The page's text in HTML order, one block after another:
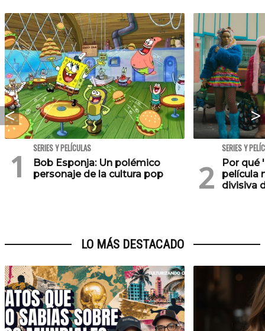
SERIES Y PELÍCULAS
Bob Esponja: Un polémico
personaje de la cultura pop
SERIES Y
Por qué
película
divisiva
LO MÁS DESTACADO